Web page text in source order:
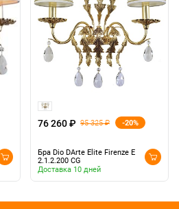
76 260 ₽ 95 325 ₽ -20%
Бра Dio DArte Elite Firenze E
2.1.2.200 CG
Доставка 10 дней